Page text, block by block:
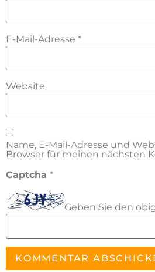
E-Mail-Adresse *
Website
Name, E-Mail-Adresse und
Browser für meinen nächsten
Captcha *
Geben Sie den